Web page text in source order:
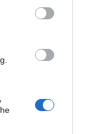
így mentheted